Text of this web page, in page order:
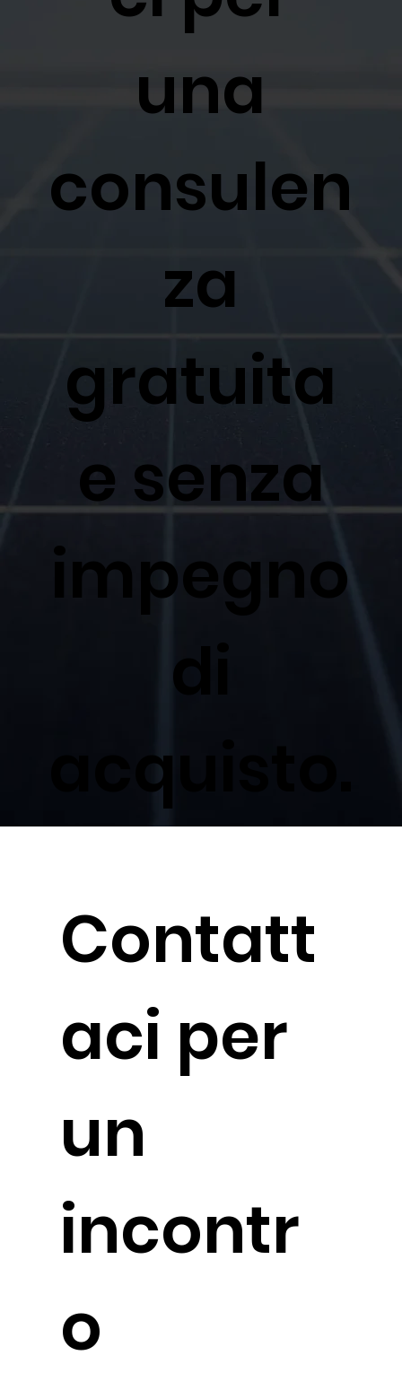
Contatt
aci per
un
incontr
o
una
consulen
za
gratuita
e senza
impegno
di
acquisto.